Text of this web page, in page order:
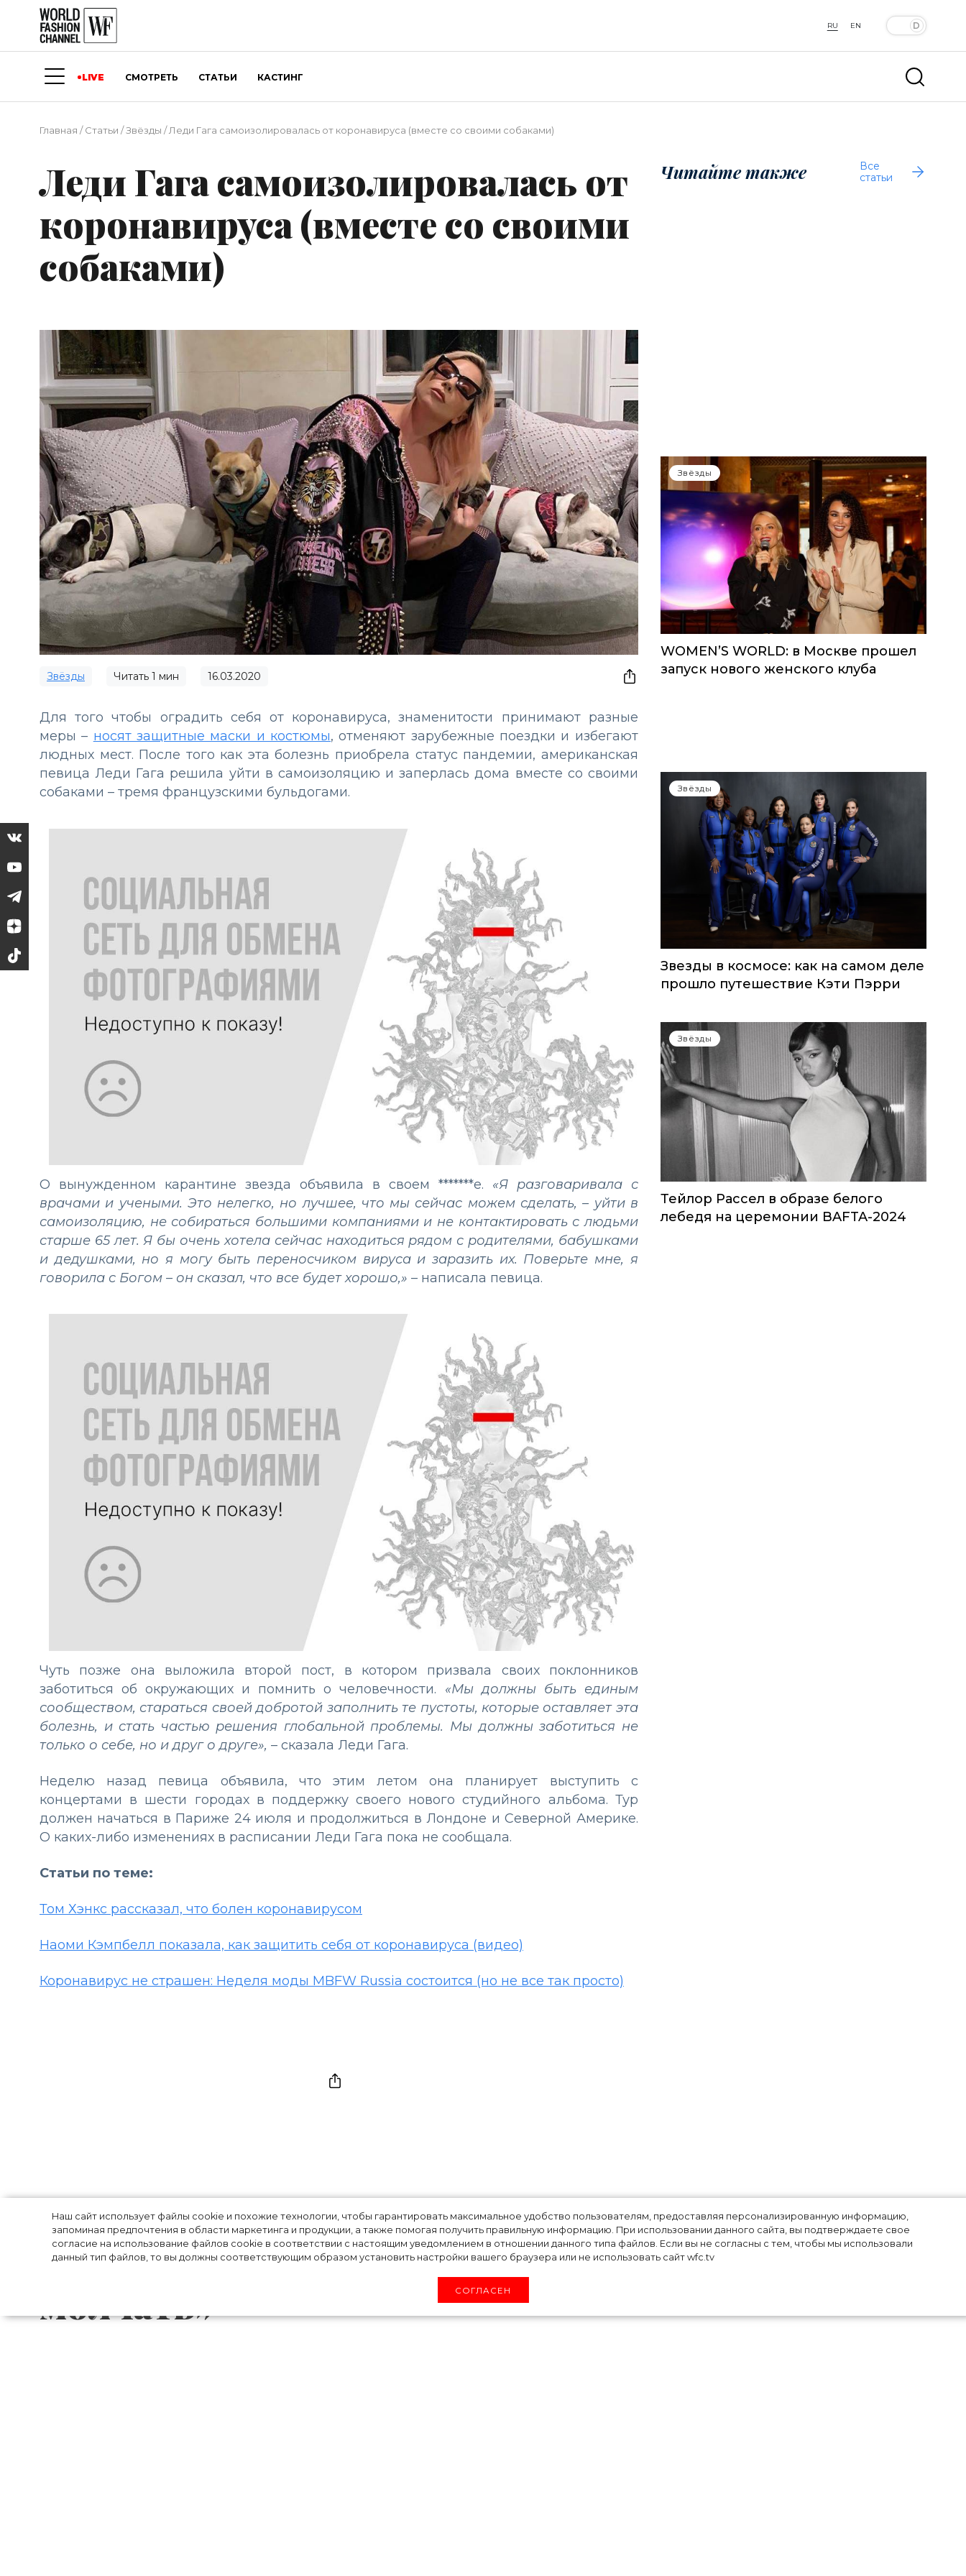
Наш сайт использует файлы cookie и похожие технологии, чтобы гарантировать максимальное удобство пользователям, предоставляя персонализированную информацию,
запоминая предпочтения в области маркетинга и продукции, а также помогая получить правильную информацию. При использовании данного сайта, вы подтверждаете свое
согласие на использование файлов cookie в соответствии с настоящим уведомлением в отношении данного типа файлов. Если вы не согласны с тем, чтобы мы использовали
данный тип файлов, то вы должны соответствующим образом установить настройки вашего браузера или не использовать сайт wfc.tv
СОГЛАСЕН
RU EN
LIVE СМОТРЕТЬ СТАТЬИ КАСТИНГ
Главная /Статьи /Звёзды /Леди Гага самоизолировалась от коронавируса (вместе со своими собаками)
Леди Гага самоизолировалась от
коронавируса (вместе со своими
собаками)
Звёзды Читать 1 мин 16.03.2020
Для того чтобы оградить себя от коронавируса, знаменитости принимают разные
меры – носят защитные маски и костюмы, отменяют зарубежные поездки и избегают
людных мест. После того как эта болезнь приобрела статус пандемии, американская
певица Леди Гага решила уйти в самоизоляцию и заперлась дома вместе со своими
собаками – тремя французскими бульдогами.
О вынужденном карантине звезда объявила в своем *******е. «Я разговаривала с
врачами и учеными. Это нелегко, но лучшее, что мы сейчас можем сделать, – уйти в
самоизоляцию, не собираться большими компаниями и не контактировать с людьми
старше 65 лет. Я бы очень хотела сейчас находиться рядом с родителями, бабушками
и дедушками, но я могу быть переносчиком вируса и заразить их. Поверьте мне, я
говорила с Богом – он сказал, что все будет хорошо,» – написала певица.
Чуть позже она выложила второй пост, в котором призвала своих поклонников
заботиться об окружающих и помнить о человечности. «Мы должны быть единым
сообществом, стараться своей добротой заполнить те пустоты, которые оставляет эта
болезнь, и стать частью решения глобальной проблемы. Мы должны заботиться не
только о себе, но и друг о друге», – сказала Леди Гага.
Неделю назад певица объявила, что этим летом она планирует выступить с
концертами в шести городах в поддержку своего нового студийного альбома. Тур
должен начаться в Париже 24 июля и продолжиться в Лондоне и Северной Америке.
О каких-либо изменениях в расписании Леди Гага пока не сообщала.
Статьи по теме:
Том Хэнкс рассказал, что болен коронавирусом
Наоми Кэмпбелл показала, как защитить себя от коронавируса (видео)
Коронавирус не страшен: Неделя моды MBFW Russia состоится (но не все так просто)
Читайте также
Все
статьи
Звёзды
WOMEN’S WORLD: в Москве прошел
запуск нового женского клуба
Звёзды
Звезды в космосе: как на самом деле
прошло путешествие Кэти Пэрри
Звёзды
Тейлор Рассел в образе белого
лебедя на церемонии BAFTA-2024
Кайя Гербер призналась, что ее
поколение «больше не будет
молчать»